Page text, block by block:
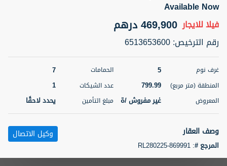
شقةللإيجار 95,000 درهم
سرير
1
71.39
مفروش/ ة 2
اسم الوسيط
ABDEMANAF EQBALBHAI KHANBHAI
KHANBHAI EQBALBHAI SIRAJUDDIN
أتصل
الأن
5 أشهر +
Available Now
فيلاللايجار 469,900 درهم
رقم الترخيص:
6513653600
غرف نوم 5 الحمامات 7
المنطقة (متر مربع) 799.99 عدد الشيكات 1
المعروض غير مفروش /ة مبلغ التأمين يحدد لاحقًا
وصف العقار
المرجع #:
RL280225-869991
وكيل الاتصال تصفية خريطة